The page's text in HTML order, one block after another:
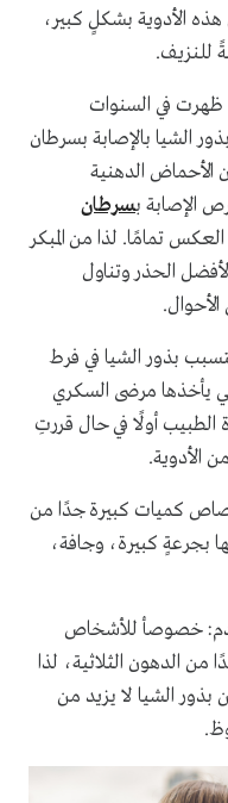
الأدوية بشكلٍ كبير،
للنزيف.
في السنوات
الشيا بالإصابة بسرطان
الأحماض الدهنية
الإصابة بسرطان
تمامًا. لذا من المبكر
الحذر وتناول
بذور الشيا في فرط
يأخذها مرضى السكري
أولًا في حال قررتِ
الأدوية.
كميات كبيرة جدًا من
بجرعةٍ كبيرة، وجافة،
الدم: خصوصأ للأشخاص
الدهون الثلاثية، لذا
بذور الشيا لا يزيد من